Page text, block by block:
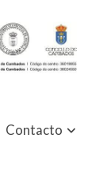
Contacto